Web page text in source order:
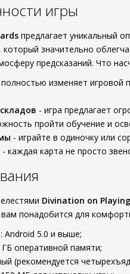
игры
предлагает уникальный
, который значительно
предсказаний. Что
изменяет игровой
- игра предлагает
пройти обучение и
- играйте в одиночку или
- каждая карта не просто
Divination on
понадобится для
Android 5.0 и выше;
оперативной памяти;
(рекомендуется